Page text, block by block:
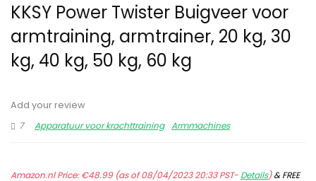
KKSY Power Twister Buigveer voor
armtraining, armtrainer, 20 kg, 30
kg, 40 kg, 50 kg, 60 kg
Add your review
7
Apparatuur voor krachttraining Armmachines
Amazon.nl Price:€48.99(as of 08/04/2023 20:33 PST- Details)&FREE